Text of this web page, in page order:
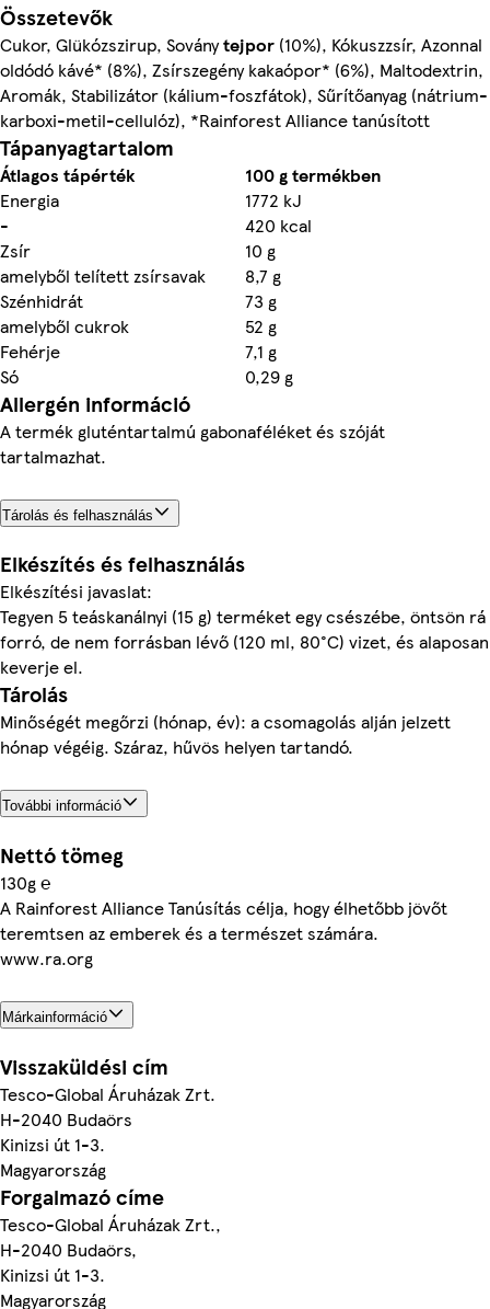
Összetevők
Cukor, Glükózszirup, Soványtejpor (10%), Kókuszzsír, Azonnal
oldódó kávé* (8%), Zsírszegény kakaópor* (6%), Maltodextrin,
Aromák, Stabilizátor (kálium-foszfátok), Sűrítőanyag (nátrium-
karboxi-metil-cellulóz), *Rainforest Alliance tanúsított
Tápanyagtartalom
Átlagos tápérték
100 g termékben
Energia
1772 kJ
-
420 kcal
Zsír
10 g
amelyből telített zsírsavak
8,7 g
Szénhidrát
73 g
amelyből cukrok
52 g
Fehérje
7,1 g
Só
0,29 g
Allergén információ
A termék gluténtartalmú gabonaféléket és szóját
tartalmazhat.
Tárolás és felhasználás
Elkészítés és felhasználás
Elkészítési javaslat:
Tegyen 5 teáskanálnyi (15 g) terméket egy csészébe, öntsön rá
forró, de nem forrásban lévő (120 ml, 80°C) vizet, és alaposan
keverje el.
Tárolás
Minőségét megőrzi (hónap, év): a csomagolás alján jelzett
hónap végéig. Száraz, hűvös helyen tartandó.
További információ
Nettó tömeg
130g ℮
A Rainforest Alliance Tanúsítás célja, hogy élhetőbb jövőt
teremtsen az emberek és a természet számára.
www.ra.org
Márkainformáció
Visszaküldési cím
Tesco-Global Áruházak Zrt.
H-2040 Budaörs
Kinizsi út 1-3.
Magyarország
Forgalmazó címe
Tesco-Global Áruházak Zrt.,
H-2040 Budaörs,
Kinizsi út 1-3.
Magyarország